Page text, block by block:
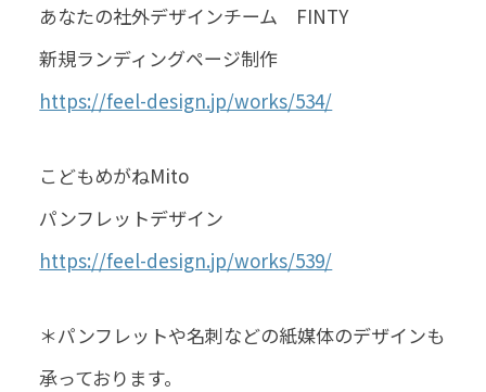
あなたの社外デザインチーム FINTY
新規ランディングページ制作
https://feel-design.jp/works/534/
こどもめがねMito
パンフレットデザイン
https://feel-design.jp/works/539/
＊パンフレットや名刺などの紙媒体のデザインも
承っております。